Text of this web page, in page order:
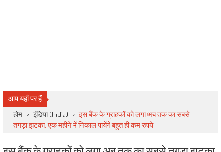
आप यहाँ पर हैं
होम > इंडिया (India) > इस बैंक के ग्राहकों को लगा अब तक का सबसे
तगड़ा झटका, एक महीने में निकाल पायेंगे बहुत ही कम रुपये